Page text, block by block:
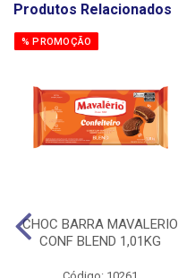
Produtos Relacionados
% PROMOÇÃO
CHOC BARRA MAVALERIO
CONF BLEND 1,01KG